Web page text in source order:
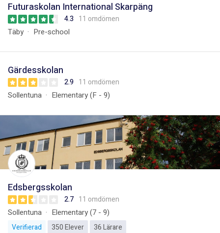
Futuraskolan International Skarpäng
4.3 11 omdömen
Täby Pre-school
Gärdesskolan
2.9 11 omdömen
Sollentuna Elementary (F - 9)
Edsbergsskolan
2.7 11 omdömen
Sollentuna Elementary (7 - 9)
Verifierad 350 Elever 36 Lärare